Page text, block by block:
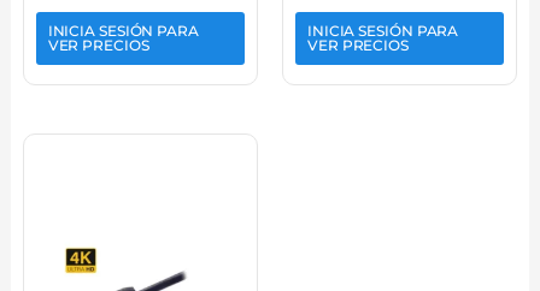
INICIA SESIÓN PARA
VER PRECIOS
INICIA SESIÓN PARA
VER PRECIOS